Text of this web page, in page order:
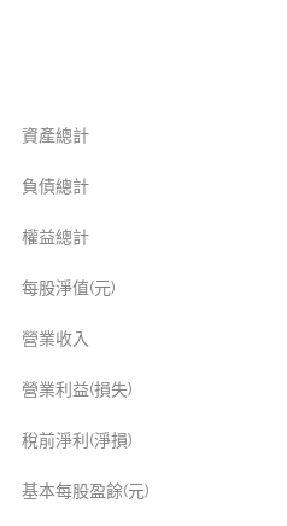
資產總計
負債總計
權益總計
每股淨值(元)
營業收入
營業利益(損失)
稅前淨利(淨損)
基本每股盈餘(元)